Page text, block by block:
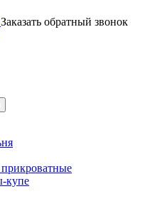
Заказать обратный звонок